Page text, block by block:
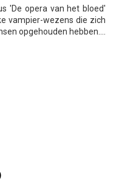
'De opera van het bloed'
vampier-wezens die zich
opgehouden hebben....